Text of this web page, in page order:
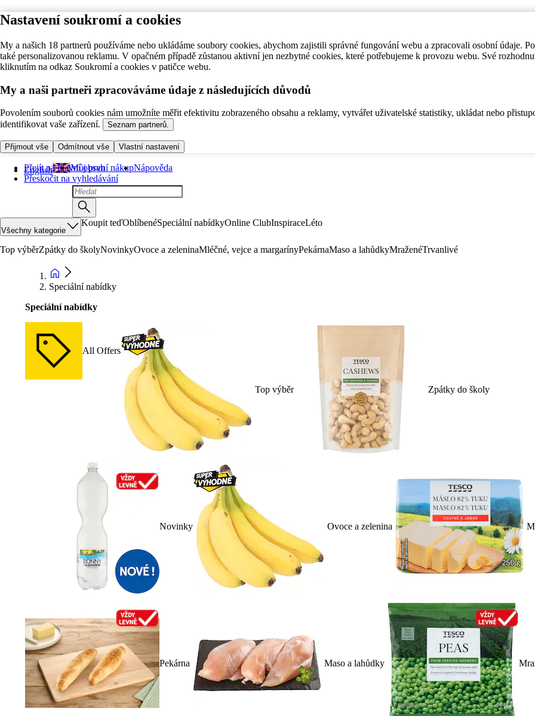
Nastavení soukromí a cookies
My a našich 18 partnerů používáme nebo ukládáme soubory cookies, abychom zajistili správné fungování webu a zpracovali osobní údaje.
také personalizovanou reklamu. V opačném případě zůstanou aktivní jen nezbytné cookies, které potřebujeme k provozu webu. Své
kliknutím na odkaz Soukromí a cookies v patičce webu.
My a naši partneři zpracováváme údaje z následujících důvodů
Povolením souborů cookies nám umožníte měřit efektivitu zobrazeného obsahu a reklamy, vytvářet uživatelské statistiky, ukládat nebo
identifikovat vaše zařízení.
Seznam partnerů.
Přijmout vše Odmítnout vše Vlastní nastavení
Přejít na hlavní obsah
Přeskočit na vyhledávání
English Můj první nákupNápověda
Všechny kategorie
Koupit teďOblíbenéSpeciální nabídkyOnline ClubInspiraceLéto
Top výběrZpátky do školyNovinkyOvoce a zeleninaMléčné, vejce a margarínyPekárnaMaso a lahůdkyMraženéTrvanlivé
Speciální nabídky
Speciální nabídky
All Offers
Top výběr Zpátky do školy
Novinky Ovoce a zelenina
Pekárna Maso a lahůdky